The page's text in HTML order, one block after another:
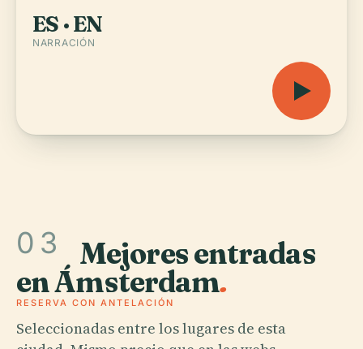
ES · EN
NARRACIÓN
03 Mejores entradas
en Ámsterdam.
RESERVA CON ANTELACIÓN
Seleccionadas entre los lugares de esta